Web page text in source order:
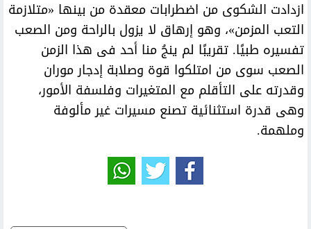
ازدادت الشكوى من اضطرابات معقدة من بينها «متلازمة
التعب المزمن»، وهو إرهاق لا يزول بالراحة ومن الصعب
تفسيره طبيًا. تقريبًا لم ينجُ منا أحد فى هذا الزمن
الصعب سوى من امتلكوا قوة وصلابة إدجار موران
وقدرته على التأقلم مع المتغيرات وفلسفة الأمور،
وهى قدرة استثنائية تصنع مسيرات غير مألوفة
وملهمة.